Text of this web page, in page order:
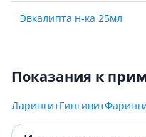
Эвкалипта н-ка 25мл
Показания к
ЛарингитГингивит